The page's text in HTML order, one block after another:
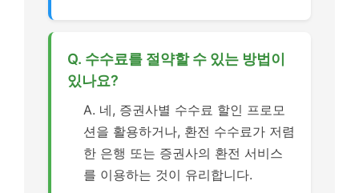
Q. 수수료를 절약할 수 있는 방법이
있나요?
A. 네, 증권사별 수수료 할인 프로모
션을 활용하거나, 환전 수수료가 저렴
한 은행 또는 증권사의 환전 서비스
를 이용하는 것이 유리합니다.